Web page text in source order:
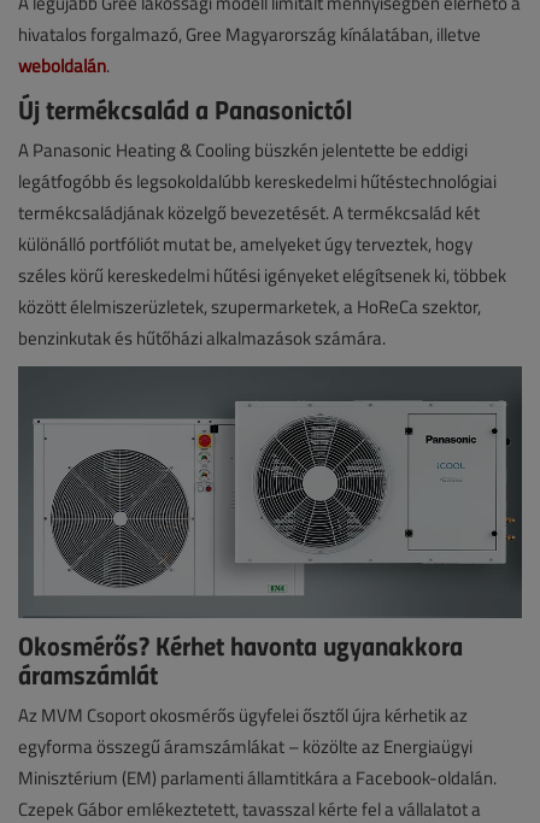
hivatalos forgalmazó, Gree Magyarország kínálatában, illetve
weboldalán.
Új termékcsalád a Panasonictól
A Panasonic Heating & Cooling büszkén jelentette be eddigi
legátfogóbb és legsokoldalúbb kereskedelmi hűtéstechnológiai
termékcsaládjának közelgő bevezetését. A termékcsalád két
különálló portfóliót mutat be, amelyeket úgy terveztek, hogy
széles körű kereskedelmi hűtési igényeket elégítsenek ki, többek
között élelmiszerüzletek, szupermarketek, a HoReCa szektor,
benzinkutak és hűtőházi alkalmazások számára.
Okosmérős? Kérhet havonta ugyanakkora
áramszámlát
Az MVM Csoport okosmérős ügyfelei ősztől újra kérhetik az
egyforma összegű áramszámlákat – közölte az Energiaügyi
Minisztérium (EM) parlamenti államtitkára a Facebook-oldalán.
Czepek Gábor emlékeztetett, tavasszal kérte fel a vállalatot a